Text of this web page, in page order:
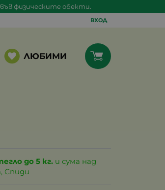
физическите обекти.
ВХОД
ЛЮБИМИ
до 5 кг. и сума над
Спиди